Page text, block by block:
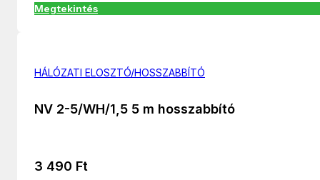
Megtekintés
HÁLÓZATI ELOSZTÓ/HOSSZABBÍTÓ
NV 2-5/WH/1,5 5 m hosszabbító
3 490 Ft